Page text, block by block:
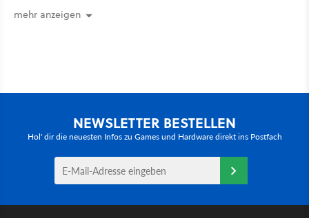
mehr anzeigen
NEWSLETTER BESTELLEN
Hol' dir die neuesten Infos zu Games und Hardware direkt ins Postfach